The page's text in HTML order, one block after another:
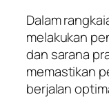
Dalam
melakukan
dan sarana
memastikan
berjalan